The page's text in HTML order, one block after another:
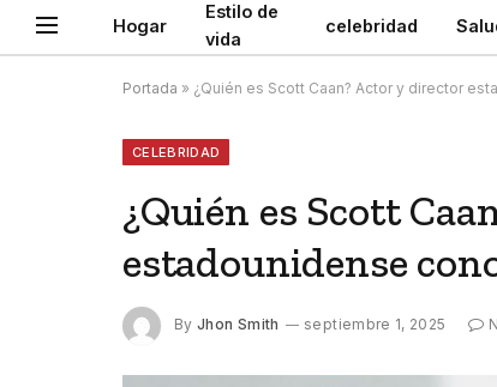
Hogar
Estilo de
vida
celebridad
Portada » ¿Quién es Scott Caan? Actor y director
CELEBRIDAD
¿Quién es Scott
estadounidense
By Jhon Smith septiembre 1, 2025